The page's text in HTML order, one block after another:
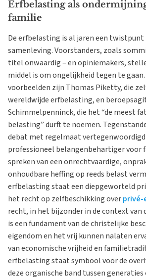
Erfbelasting als
familie
De erfbelasting is al jaren een
samenleving. Voorstanders, zoals
titel onwaardig – en opiniemakers,
middel is om ongelijkheid tegen te gaan.
voorbeelden zijn Thomas Piketty, die
wereldwijde erfbelasting, en
Schimmelpenninck, die het “de meest
belasting” durft te noemen.
debat met regelmaat vertegenwoordigd
professioneel belangenbehartiger voor
spreken van een onrechtvaardige,
onhoudbare heffing op reeds belast
erfbelasting staat een diepgeworteld
het recht op zelfbeschikking overprivé-
recht, in het bijzonder in de context van
is een fundament van de christelijke
eigendom en het vrij kunnen nalaten
van economische vrijheid en
erfbelasting staat symbool voor de
deze organische band tussen